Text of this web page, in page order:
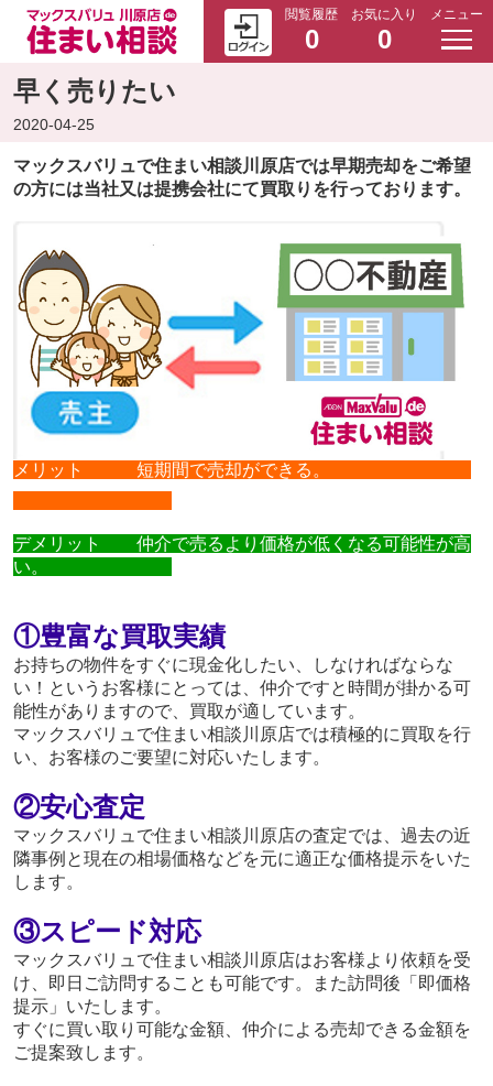
閲覧履歴
0
お気に入り
0
メニュー
早く売りたい
2020-04-25
マックスバリュで住まい相談川原店では早期売却をご希望
の方には当社又は提携会社にて買取りを行っております。
メリット 短期間で売却ができる。
デメリット 仲介で売るより価格が低くなる可能性が高
い。
①豊富な買取実績
お持ちの物件をすぐに現金化したい、しなければならな
い！というお客様にとっては、仲介ですと時間が掛かる可
能性がありますので、買取が適しています。
マックスバリュで住まい相談川原店では積極的に買取を行
い、お客様のご要望に対応いたします。
②安心査定
マックスバリュで住まい相談川原店の査定では、過去の近
隣事例と現在の相場価格などを元に適正な価格提示をいた
します。
③スピード対応
マックスバリュで住まい相談川原店はお客様より依頼を受
け、即日ご訪問することも可能です。また訪問後「即価格
提示」いたします。
すぐに買い取り可能な金額、仲介による売却できる金額を
ご提案致します。